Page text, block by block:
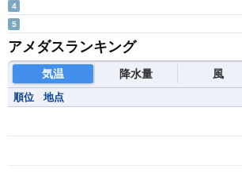
4
5
アメダスランキング
気温 降水量 風
順位 地点